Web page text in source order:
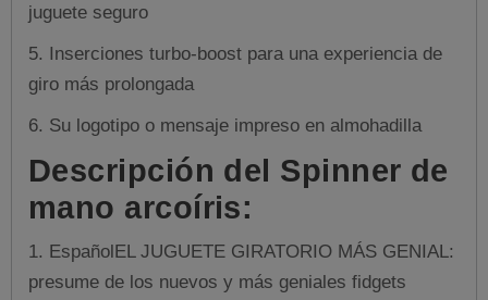
juguete seguro
5. Inserciones turbo-boost para una experiencia de
giro más prolongada
6. Su logotipo o mensaje impreso en almohadilla
Descripción del Spinner de
mano arcoíris:
1. EspañolEL JUGUETE GIRATORIO MÁS GENIAL:
presume de los nuevos y más geniales fidgets